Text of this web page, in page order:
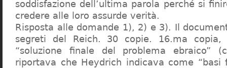
soddisfazione dell’ultima parola perché si
credere alle loro assurde verità.
Risposta alle domande 1), 2) e 3). Il
segreti del Reich. 30 copie. 16.ma copia,
“soluzione finale del problema ebraico”
riportava che Heydrich indicava come “basi